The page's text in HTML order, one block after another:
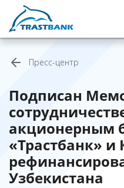
Пресс-центр
Подписан
акционерным
«Трастбанк»
Узбекистана